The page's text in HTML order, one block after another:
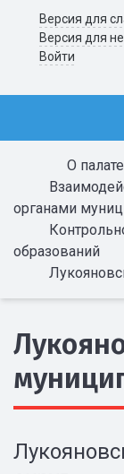
Версия для
Версия для
Войти
О палате
органами
образований